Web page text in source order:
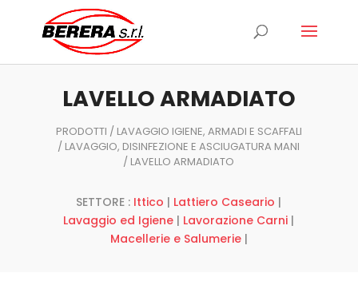
prodotti
LAVELLO ARMADIATO
PRODOTTI / LAVAGGIO IGIENE, ARMADI E SCAFFALI
/ LAVAGGIO, DISINFEZIONE E ASCIUGATURA MANI
/ LAVELLO ARMADIATO
SETTORE : Ittico | Lattiero Caseario |
Lavaggio ed Igiene | Lavorazione Carni |
Macellerie e Salumerie|